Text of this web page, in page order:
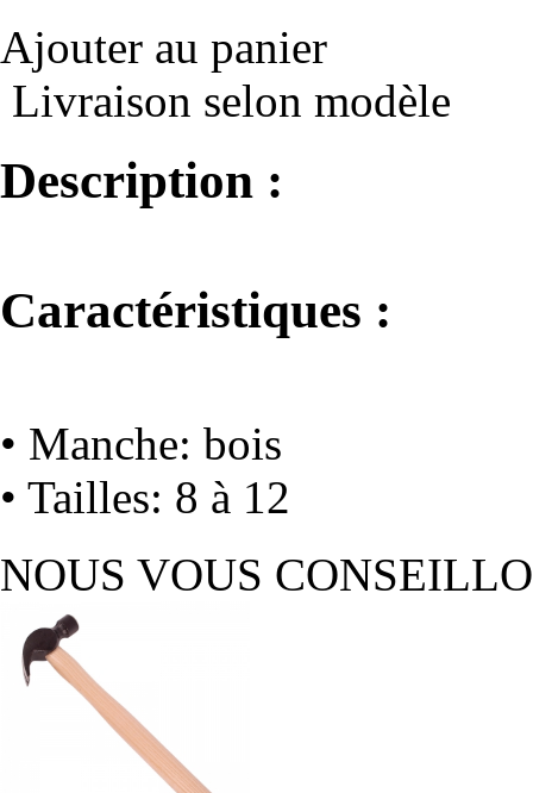
Ajouter au panier
Livraison selon modèle
Description :
Caractéristiques :
• Manche: bois
• Tailles: 8 à 12
NOUS VOUS